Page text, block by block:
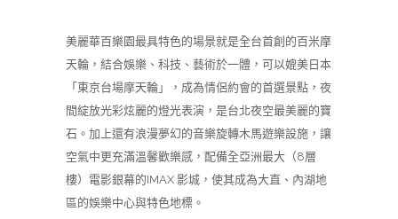
美麗華百樂園最具特色的場景就是全台首創的百米摩
天輪，結合娛樂、科技、藝術於一體，可以媲美日本
「東京台場摩天輪」，成為情侶約會的首選景點，夜
間綻放光彩炫麗的燈光表演，是台北夜空最美麗的寶
石。加上還有浪漫夢幻的音樂旋轉木馬遊樂設施，讓
空氣中更充滿溫馨歡樂感，配備全亞洲最大（8層
樓）電影銀幕的IMAX 影城，使其成為大直、內湖地
區的娛樂中心與特色地標。